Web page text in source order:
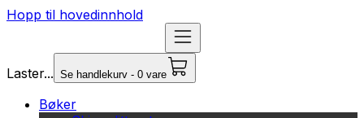
Hopp til hovedinnhold
Laster... Se handlekurv - 0 vare
Bøker